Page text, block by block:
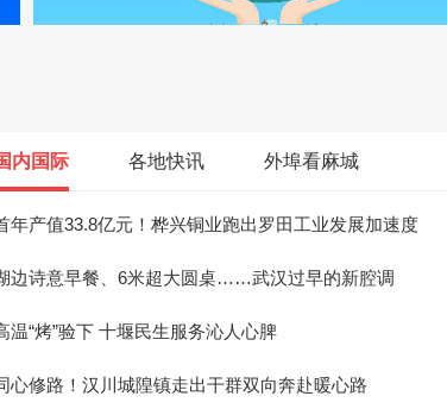
内国际 各地快讯 外埠看麻城
年产值33.8亿元！桦兴铜业跑出罗田工业发展加速度
边诗意早餐、6米超大圆桌……武汉过早的新腔调
温“烤”验下 十堰民生服务沁人心脾
心修路！汉川城隍镇走出干群双向奔赴暖心路